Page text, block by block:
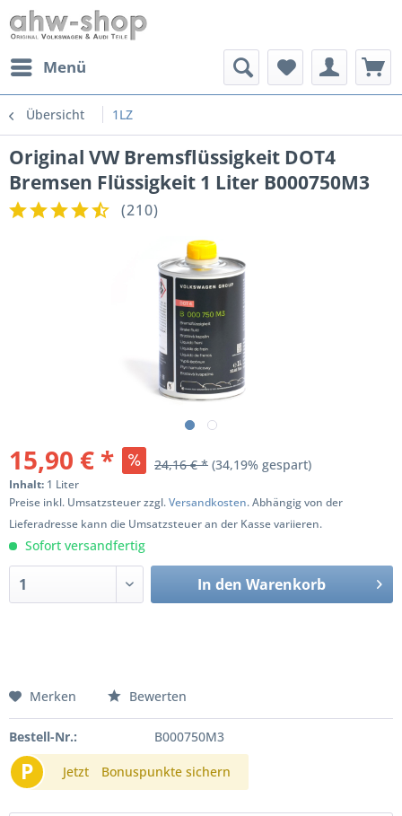
Menü
Übersicht 1LZ
Original VW Bremsflüssigkeit DOT4
Bremsen Flüssigkeit 1 Liter B000750M3
(210)
15,90 € * 24,16 € * (34,19% gespart)
Inhalt: 1 Liter
Preise inkl. Umsatzsteuer zzgl.Versandkosten. Abhängig von der
Lieferadresse kann die Umsatzsteuer an der Kasse variieren.
Sofort versandfertig
In den Warenkorb
Merken Bewerten
Bestell-Nr.: B000750M3
P Jetzt Bonuspunkte sichern